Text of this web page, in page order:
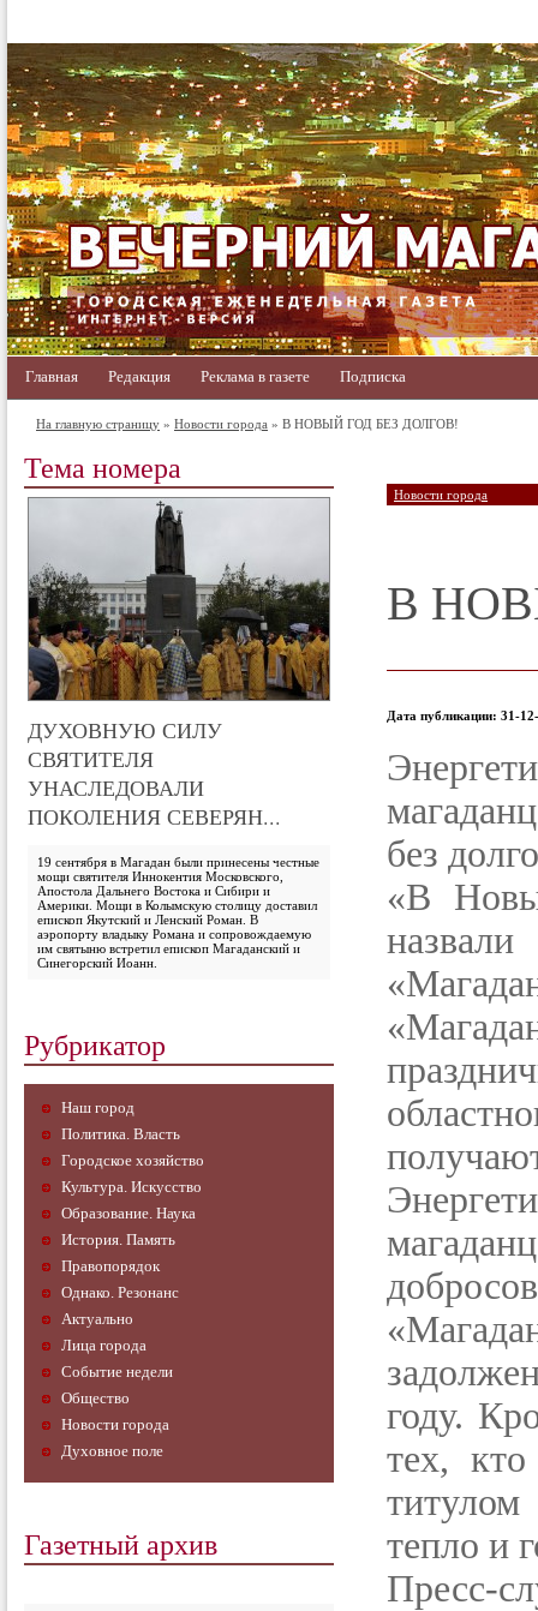
Главная Редакция Реклама в газете Подписка
На главную страницу » Новости города » В НОВЫЙ ГОД БЕЗ ДОЛГОВ!
Тема номера
ДУХОВНУЮ СИЛУ
СВЯТИТЕЛЯ
УНАСЛЕДОВАЛИ
ПОКОЛЕНИЯ СЕВЕРЯН...
19 сентября в Магадан были принесены честные
мощи святителя Иннокентия Московского,
Апостола Дальнего Востока и Сибири и
Америки. Мощи в Колымскую столицу доставил
епископ Якутский и Ленский Роман. В
аэропорту владыку Романа и сопровождаемую
им святыню встретил епископ Магаданский и
Синегорский Иоанн.
Рубрикатор
Наш город
Политика. Власть
Городское хозяйство
Культура. Искусство
Образование. Наука
История. Память
Правопорядок
Однако. Резонанс
Актуально
Лица города
Событие недели
Общество
Новости города
Духовное поле
Газетный архив
Новости города
В
Дата публикации: 31-
без
«В
году.
тех,
тепло и
Пресс-